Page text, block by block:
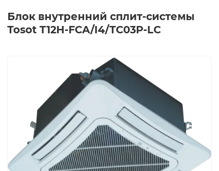
Блок внутренний сплит-системы
Tosot T12H-FCA/I4/TC03P-LC